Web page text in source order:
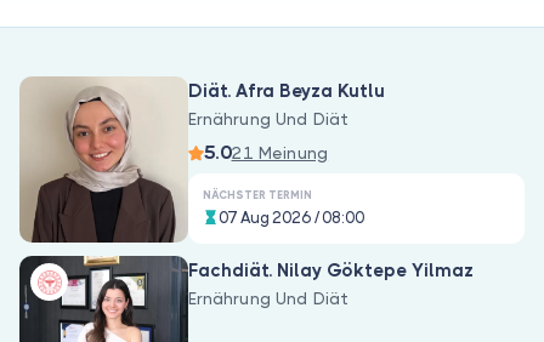
Sind Sie Arzt?
Diät. Afra Beyza Kutlu
Ernährung Und Diät
5.021 Meinung
NÄCHSTER TERMIN
07 Aug 2026 / 08:00
Fachdiät. Nilay Göktepe Yilmaz
Ernährung Und Diät